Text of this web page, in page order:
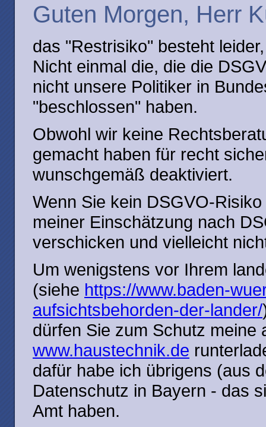
Guten Morgen, Herr
das "Restrisiko" besteht
Nicht einmal die, die die
nicht unsere Politiker in
"beschlossen" haben.
Obwohl wir keine
gemacht haben für recht
wunschgemäß deaktiviert.
Wenn Sie kein DSGVO-
meiner Einschätzung nach
verschicken und vielleicht
Um wenigstens vor Ihrem
(siehe https://www.baden-
aufsichtsbehorden-der-lander/
dürfen Sie zum Schutz meine
www.haustechnik.de
dafür habe ich übrigens (aus
Datenschutz in Bayern - das
Amt haben.